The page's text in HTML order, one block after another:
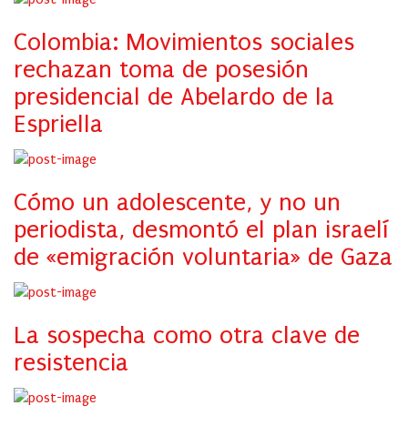
Colombia: Movimientos sociales
rechazan toma de posesión
presidencial de Abelardo de la
Espriella
Cómo un adolescente, y no un
periodista, desmontó el plan israelí
de «emigración voluntaria» de Gaza
La sospecha como otra clave de
resistencia